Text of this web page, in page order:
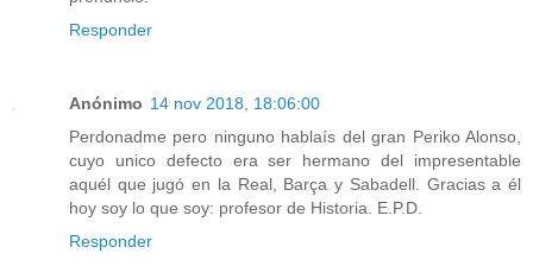
Responder
Anónimo 14 nov 2018, 18:06:00
Perdonadme pero ninguno hablaís del gran Periko Alonso,
cuyo unico defecto era ser hermano del impresentable
aquél que jugó en la Real, Barça y Sabadell. Gracias a él
hoy soy lo que soy: profesor de Historia. E.P.D.
Responder